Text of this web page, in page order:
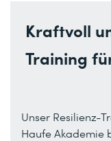
Kraftvoll
Training
Unser Resilienz-
Haufe Akademie